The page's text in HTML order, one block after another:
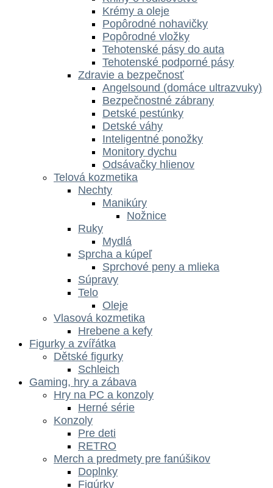
Krémy a oleje
Popôrodné nohavičky
Popôrodné vložky
Tehotenské pásy do auta
Tehotenské podporné pásy
Zdravie a bezpečnosť
Angelsound (domáce ultrazvuky)
Bezpečnostné zábrany
Detské pestúnky
Detské váhy
Inteligentné ponožky
Monitory dychu
Odsávačky hlienov
Telová kozmetika
Nechty
Manikúry
Nožnice
Ruky
Mydlá
Sprcha a kúpeľ
Sprchové peny a mlieka
Súpravy
Telo
Oleje
Vlasová kozmetika
Hrebene a kefy
Figurky a zvířátka
Dětské figurky
Schleich
Gaming, hry a zábava
Hry na PC a konzoly
Herné série
Konzoly
Pre deti
RETRO
Merch a predmety pre fanúšikov
Doplnky
Figúrky